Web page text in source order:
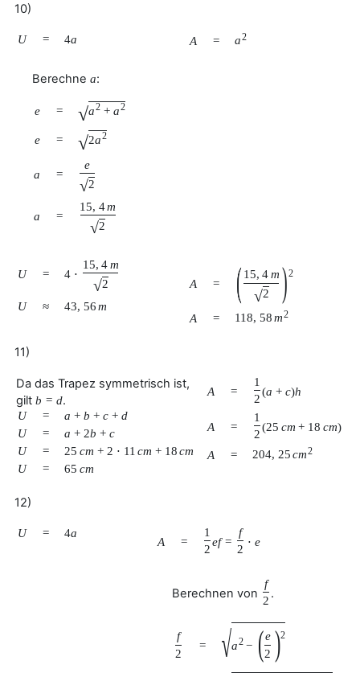
10)
U = 4a A = a2
Berechne a:
e = √a2 + a2
e = √2a2
a =
e
√2
a =
15, 4m
√2
U = 4 ⋅
15, 4m
√2
U
≈ 43, 56m
A = ( 15, 4m
√2 )2
A = 118, 58m2
11)
Da das Trapez symmetrisch ist,
gilt b = d.
U = a + b + c + d
U
= a + 2b + c
U
= 25 cm + 2 ⋅ 11 cm + 18 cm
U
= 65 cm
A =
1
2
(a + c)h
A =
1
2
(25 cm + 18 cm)
A = 204, 25cm2
12)
U = 4a
A =
1
2
ef =
f
2
⋅ e
Berechnen von
f
2
.
f
2
= √a2 − (e
2 )2